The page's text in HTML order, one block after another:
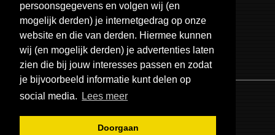
persoonsgegevens en volgen wij (en
mogelijk derden) je internetgedrag op onze
website en die van derden. Hiermee kunnen
wij (en mogelijk derden) je advertenties laten
zien die bij jouw interesses passen en zodat
je bijvoorbeeld informatie kunt delen op
social media.
Lees meer
Doorgaan
+31 598 - 350 330
Email:
info@usa-engines.com